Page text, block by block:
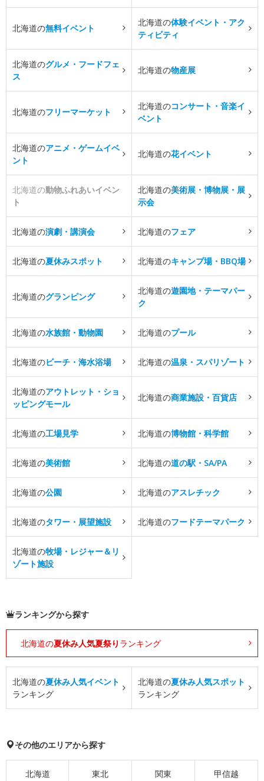
北海道の無料イベント
北海道の体験イベント・アク
ティビティ
北海道のグルメ・フードフェ
ス
北海道の物産展
北海道のフリーマーケット
北海道のコンサート・音楽イ
ベント
北海道のアニメ・ゲームイベ
ント
北海道の花イベント
北海道の動物ふれあいイベン
ト
北海道の美術展・博物展・展
示会
北海道の演劇・講演会 北海道のフェア
北海道の夏休みスポット 北海道のキャンプ場・BBQ場
北海道のグランピング
北海道の遊園地・テーマパー
ク
北海道の水族館・動物園 北海道のプール
北海道のビーチ・海水浴場 北海道の温泉・スパリゾート
北海道のアウトレット・ショ
ッピングモール
北海道の商業施設・百貨店
北海道の工場見学 北海道の博物館・科学館
北海道の美術館 北海道の道の駅・SA/PA
北海道の公園 北海道のアスレチック
北海道のタワー・展望施設 北海道のフードテーマパーク
北海道の牧場・レジャー＆リ
ゾート施設
ランキングから探す
北海道の夏休み人気夏祭り ランキング
北海道の夏休み人気イベント
ランキング
北海道の夏休み人気スポット
ランキング
その他のエリアから探す
北海道 東北 関東 甲信越